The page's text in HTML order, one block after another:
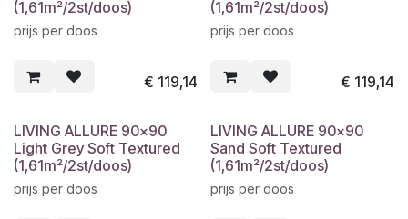
(1,61m²/2st/doos)
prijs per doos
€ 119,14
(1,61m²/2st/doos)
prijs per doos
€ 119,14
LIVING ALLURE 90x90
Light Grey Soft Textured
(1,61m²/2st/doos)
prijs per doos
LIVING ALLURE 90x90
Sand Soft Textured
(1,61m²/2st/doos)
prijs per doos